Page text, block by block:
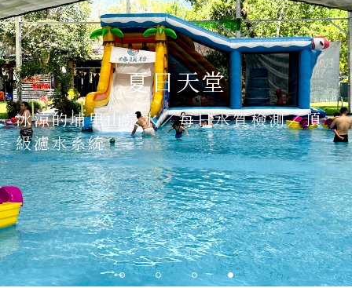
夏日天堂
冰涼的埔里山泉水／每日水質檢測／頂
級濾水系統